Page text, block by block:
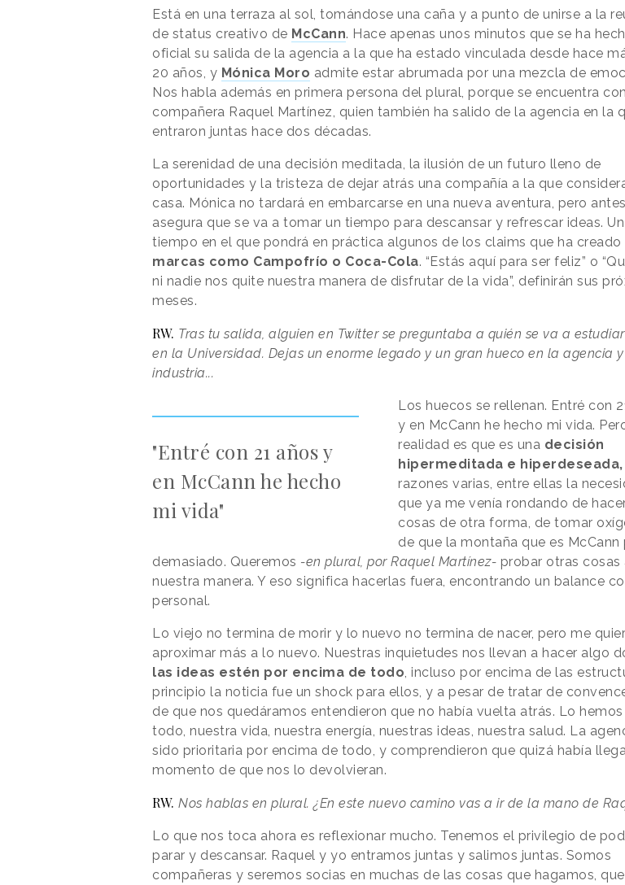
Está en una terraza al sol, tomándose una caña y a punto de unirse a la
de status creativo de McCann. Hace apenas unos minutos que se ha
oficial su salida de la agencia a la que ha estado vinculada desde hace
20 años, y Mónica Moro admite estar abrumada por una mezcla de
Nos habla además en primera persona del plural, porque se encuentra
compañera Raquel Martínez, quien también ha salido de la agencia en la
entraron juntas hace dos décadas.
La serenidad de una decisión meditada, la ilusión de un futuro lleno de
oportunidades y la tristeza de dejar atrás una compañía a la que
casa. Mónica no tardará en embarcarse en una nueva aventura, pero antes
asegura que se va a tomar un tiempo para descansar y refrescar ideas. Un
tiempo en el que pondrá en práctica algunos de los claims que ha creado
marcas como Campofrío o Coca-Cola. “Estás aquí para ser feliz” o
ni nadie nos quite nuestra manera de disfrutar de la vida”, definirán sus
meses.
RW. Tras tu salida, alguien en Twitter se preguntaba a quién se va a
en la Universidad. Dejas un enorme legado y un gran hueco en la agencia
industria...
"Entré con 21 años y
en McCann he hecho
mi vida"
Los huecos se rellenan. Entré con
y en McCann he hecho mi vida.
realidad es que es una decisión
hipermeditada e hiperdeseada,
razones varias, entre ellas la
que ya me venía rondando de
cosas de otra forma, de tomar
de que la montaña que es McCann
demasiado. Queremos -en plural, por Raquel Martínez- probar otras cosas
nuestra manera. Y eso significa hacerlas fuera, encontrando un balance
personal.
Lo viejo no termina de morir y lo nuevo no termina de nacer, pero me
aproximar más a lo nuevo. Nuestras inquietudes nos llevan a hacer algo
las ideas estén por encima de todo , incluso por encima de las
principio la noticia fue un shock para ellos, y a pesar de tratar de
de que nos quedáramos entendieron que no había vuelta atrás. Lo
todo, nuestra vida, nuestra energía, nuestras ideas, nuestra salud. La
sido prioritaria por encima de todo, y comprendieron que quizá había
momento de que nos lo devolvieran.
RW. Nos hablas en plural. ¿En este nuevo camino vas a ir de la mano de
Lo que nos toca ahora es reflexionar mucho. Tenemos el privilegio de
parar y descansar. Raquel y yo entramos juntas y salimos juntas. Somos
compañeras y seremos socias en muchas de las cosas que hagamos, que